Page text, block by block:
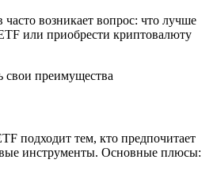
возникает вопрос: что лучше
или приобрести криптовалюту
свои преимущества
подходит тем, кто предпочитает
инструменты. Основные плюсы: